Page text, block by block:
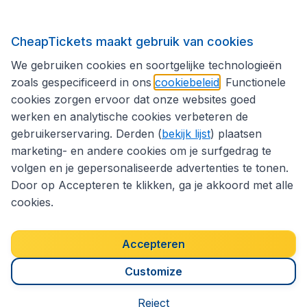
Volg CheapTickets.be
Privacybeleid
Copyright © 2026
CheapTickets maakt gebruik van cookies
We gebruiken cookies en soortgelijke technologieën
zoals gespecificeerd in ons cookiebeleid . Functionele
cookies zorgen ervoor dat onze websites goed
werken en analytische cookies verbeteren de
gebruikerservaring. Derden (bekijk lijst) plaatsen
marketing- en andere cookies om je surfgedrag te
volgen en je gepersonaliseerde advertenties te tonen.
Door op Accepteren te klikken, ga je akkoord met alle
cookies.
Accepteren
Customize
Reject